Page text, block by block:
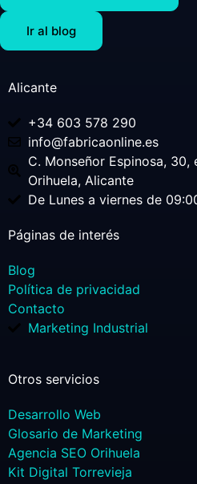
Ir al blog
Otros servicios
Desarrollo Web
Glosario de Marketing
Agencia SEO Orihuela
Kit Digital Torrevieja
Páginas de interés
Blog
Política de privacidad
Contacto
Marketing Industrial
Alicante
+34 603 578 290
info@fabricaonline.es
C. Monseñor Espinosa, 30,
Orihuela, Alicante
De Lunes a viernes de